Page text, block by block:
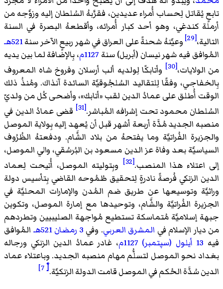
تابعٍ يُقاتل لِحساب أُمراء عديدين، فقرَّبهُ السُلطان إليه وزوَّجه من
أرملة كندغي، وهو أحد كبار أُمرائه، وأقطعهُ البصرة في السنة
التالية،[29] وعيَّنهُ شحنةً على العراق في شهر ربيعٍ الآخر سنة521هـ
المُوافق فيه شهر نيسان (أبريل) سنة 1127م ، بِالإضافة لما بين يديه
من الولايات،[30]
وأتابكًا لِولديه ألب أرسلان وفروخ شاه المعروف
بِالخفاجي، وفقًا لِلتقاليد السُلجُوقيَّة السائدة آنذاك. ومُنذُ ذلك
الوقت أُطلق على عمادُ الدين لقب «أتابك»، وأضحى كُل من ولديّ
السُلطان محمود تحت إشرافه المُباشر.[31]
قضى عمادُ الدين في
منصبه الجديد مُدَّة أربعة أشهر قبل أن يُعهد إليه بِولاية الموصل
والجزيرة الفُراتيَّة وما يفتحهُ من بلاد الشَّام. ودفعتهُ الظُرُوف
السياسيَّة بعد وفاة عز الدين مسعود بن البُرسُقي، والي الموصل،
إلى اعتلاء هذا المنصب.[32]
وبِتوليته الموصل، أُتيحت لِعماد
الدين الزنكي فُرصةً نادرةٍ لِتحقيق طُمُوحه القاضي بِتأسيس دولة
وراثيَّة وتوسيعها عن طريق ضم المُدن والإمارات المحليَّة في
الجزيرة الفُراتيَّة والشَّام، وتوحيدها مع إمارة الموصل، وتكوين
جبهة إسلاميَّة مُتماسكة تستطيع مُواجهة الصليبيين وتطردهم
من ديار الإسلام في المشرق العربي. وفي 3 رمضان 521هـ
المُوافق
فيه 13 أيلول (سپتمبر) 1127م ، غادر عمادُ الدين الزنكي ورجاله
بغداد نحو الموصل لتسلُّم مهام منصبه الجديد. وباعتلاء عماد
الدين سُدَّة الحُكم في الموصل قامت الدولة الزنكيَّة.[ْ 7]